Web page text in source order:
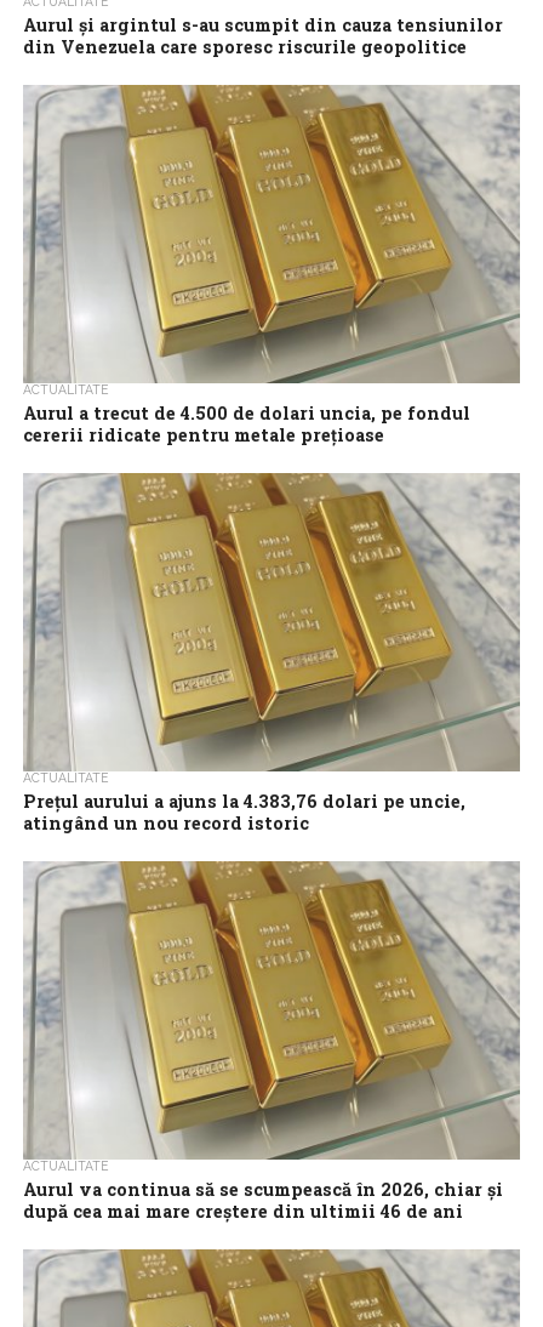
Aurul și argintul s-au scumpit din cauza tensiunilor
din Venezuela care sporesc riscurile geopolitice
riscurile geopolitice sporite în urma capturării liderului
venezuelean Nicolas Maduro de către...
ACTUALITATE
Aurul a trecut de 4.500 de dolari uncia, pe fondul
cererii ridicate pentru metale prețioase
istorie pragul de 4.500 de dolari pe uncie, pe fondul
așteptărilor...
ACTUALITATE
Preţul aurului a ajuns la 4.383,76 dolari pe uncie,
atingând un nou record istoric
recordul din octombrie, investitorii anticipând noi scăderi ale
ratei dobânzii de către...
ACTUALITATE
Aurul va continua să se scumpească în 2026, chiar și
după cea mai mare creștere din ultimii 46 de ani
criza petrolieră din 1979 – prețurile dublându-se în ultimii doi...